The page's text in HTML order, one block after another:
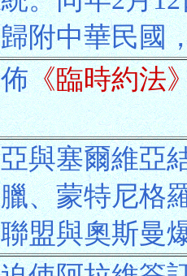
附中華民國
《臨時約法
與塞爾維亞
、蒙特尼格
盟與奧斯曼